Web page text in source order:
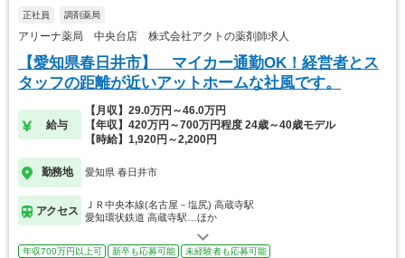
正社員 調剤薬局
アリーナ薬局 中央台店 株式会社アクトの薬剤師求人
【愛知県春日井市】 マイカー通勤OK！経営者とス
タッフの距離が近いアットホームな社風です。
給与
【月収】29.0万円～46.0万円
【年収】420万円～700万円程度 24歳～40歳モデル
【時給】1,920円～2,200円
勤務地 愛知県 春日井市
アクセス
ＪＲ中央本線(名古屋－塩尻) 高蔵寺駅
愛知環状鉄道 高蔵寺駅…ほか
年収700万円以上可 新卒も応募可能
未経験者も応募可能